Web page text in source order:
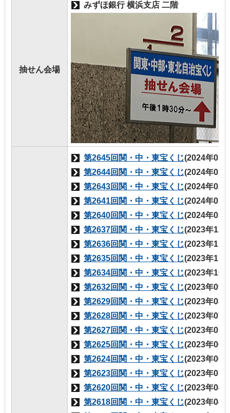
抽せん会場
みずほ銀行 横浜支店 二階
第2645回関・中・東宝くじ(2024年03
第2644回関・中・東宝くじ(2024年03
第2643回関・中・東宝くじ(2024年02
第2641回関・中・東宝くじ(2024年01
第2640回関・中・東宝くじ(2024年01
第2637回関・中・東宝くじ(2023年12
第2636回関・中・東宝くじ(2023年11
第2635回関・中・東宝くじ(2023年11
第2634回関・中・東宝くじ(2023年10
第2632回関・中・東宝くじ(2023年09
第2629回関・中・東宝くじ(2023年08
第2628回関・中・東宝くじ(2023年07
第2627回関・中・東宝くじ(2023年07
第2625回関・中・東宝くじ(2023年06
第2624回関・中・東宝くじ(2023年06
第2623回関・中・東宝くじ(2023年05
第2620回関・中・東宝くじ(2023年04
第2618回関・中・東宝くじ(2023年04